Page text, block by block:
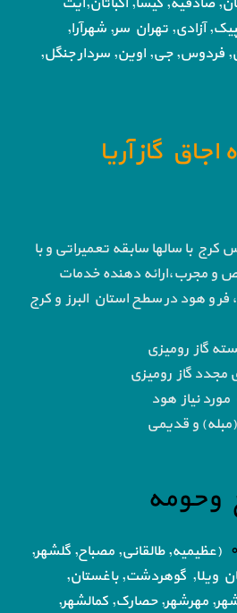
آزادی, تهران سر, شهرآرا,
فردوس, جی, اوین, سردار جنگل,
اجاق گاز آریا
کرج با سالها سابقه تعمیراتی و با
و مجرب،ارائه دهنده خدمات
، فر و هود در سطح استان البرز و کرج
گاز رومیزی
مجدد گاز رومیزی
نیاز هود
(مبله) و قدیمی
وحومه
(عظیمیه, طالقانی, مصباح, گلشهر,
ویلا, گوهردشت, باغستان,
مهرشهر, حصارک, کمالشهر,